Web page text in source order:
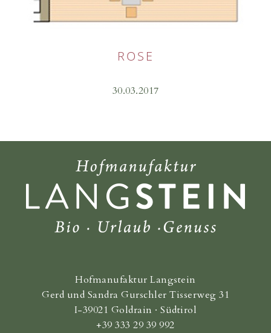
ROSE
30.03.2017
Hofmanufaktur Langstein
Gerd und Sandra Gurschler Tisserweg 31
I-39021 Goldrain · Südtirol
+39 333 29 39 992